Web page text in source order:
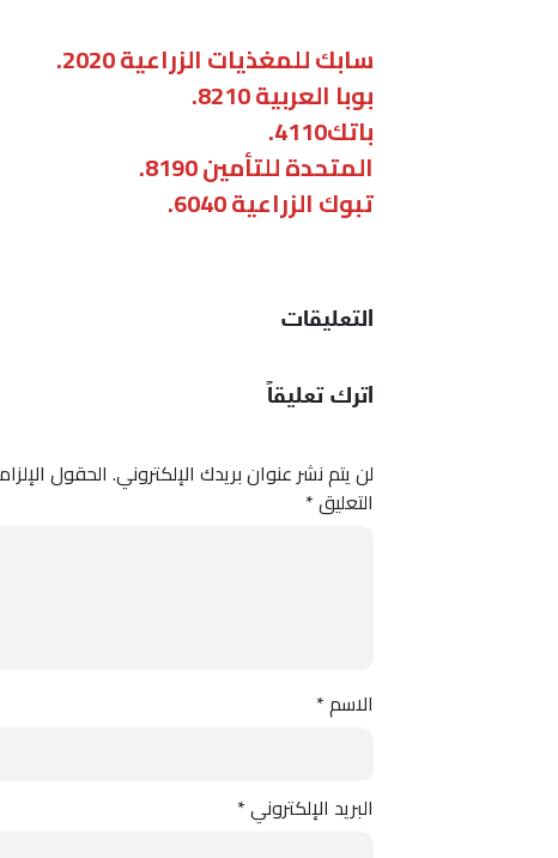
سابك للمغذيات الزراعية 2020.
بوبا العربية 8210.
باتك4110.
المتحدة للتأمين 8190.
تبوك الزراعية 6040.
التعليقات
اترك تعليقاً
لن يتم نشر عنوان بريدك الإلكتروني. الحقول
التعليق*
الاسم*
البريد الإلكتروني*